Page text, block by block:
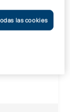
las cookies